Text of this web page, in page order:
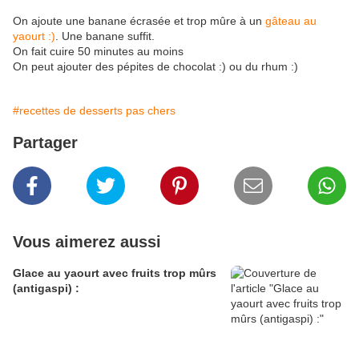
On ajoute une banane écrasée et trop mûre à un gâteau au
yaourt :) . Une banane suffit.
On fait cuire 50 minutes au moins
On peut ajouter des pépites de chocolat :) ou du rhum :)
#recettes de desserts pas chers
Partager
Vous aimerez aussi
Glace au yaourt avec fruits trop mûrs
(antigaspi) :